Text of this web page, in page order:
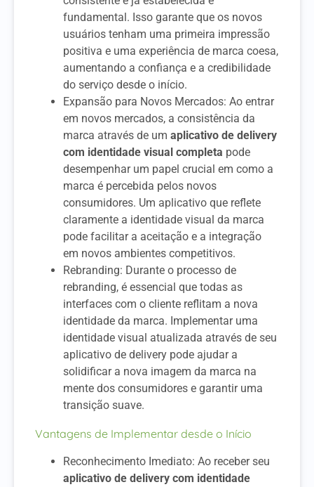
fundamental. Isso garante que os novos
usuários tenham uma primeira impressão
positiva e uma experiência de marca coesa,
aumentando a confiança e a credibilidade
do serviço desde o início.
Expansão para Novos Mercados: Ao entrar
em novos mercados, a consistência da
marca através de um aplicativo de delivery
com identidade visual completa pode
desempenhar um papel crucial em como a
marca é percebida pelos novos
consumidores. Um aplicativo que reflete
claramente a identidade visual da marca
pode facilitar a aceitação e a integração
em novos ambientes competitivos.
Rebranding: Durante o processo de
rebranding, é essencial que todas as
interfaces com o cliente reflitam a nova
identidade da marca. Implementar uma
identidade visual atualizada através de seu
aplicativo de delivery pode ajudar a
solidificar a nova imagem da marca na
mente dos consumidores e garantir uma
transição suave.
Vantagens de Implementar desde o Início
Reconhecimento Imediato: Ao receber seu
aplicativo de delivery com identidade